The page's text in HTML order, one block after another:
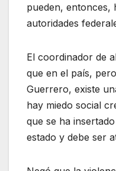
pueden, entonces,
autoridades
El coordinador de
que en el país,
Guerrero, existe
hay miedo social
que se ha
estado y debe ser